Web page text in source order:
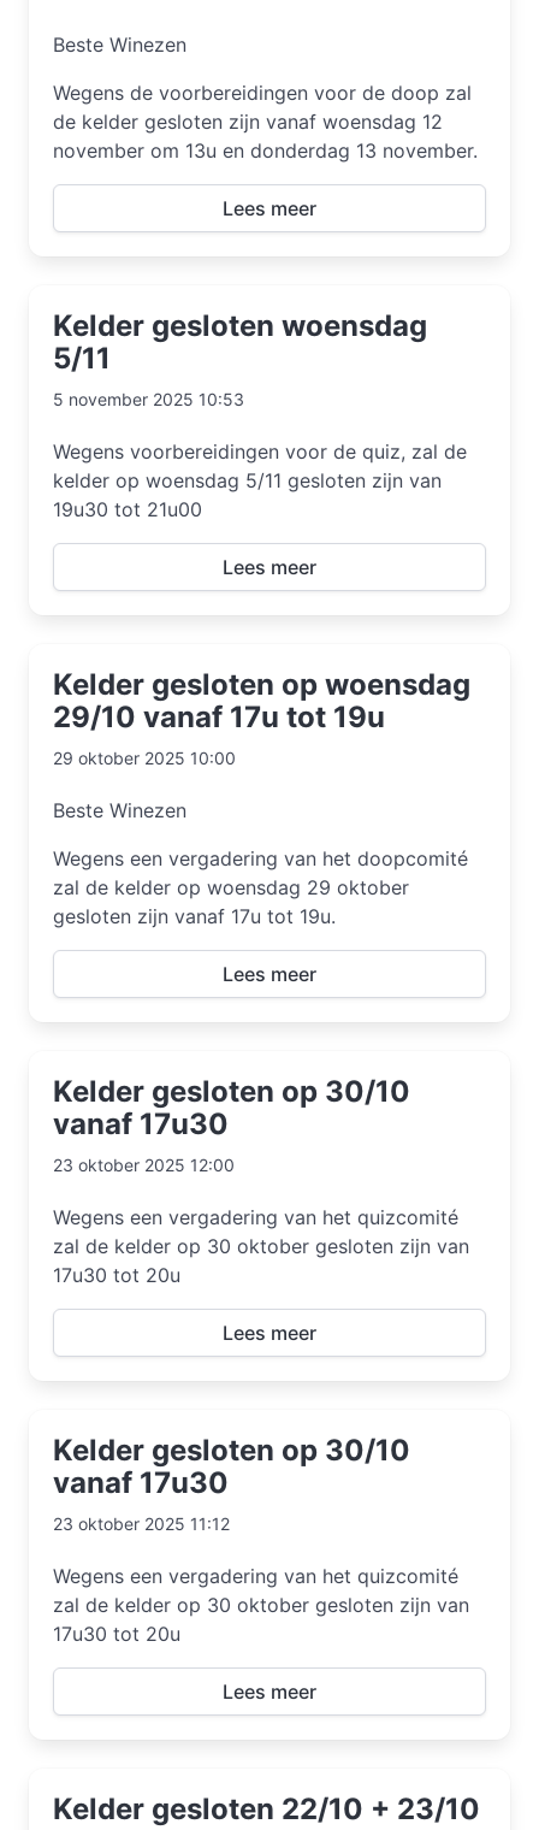
Beste Winezen
Wegens de voorbereidingen voor de doop zal
de kelder gesloten zijn vanaf woensdag 12
november om 13u en donderdag 13 november.
Lees meer
Kelder gesloten woensdag
5/11
5 november 2025 10:53
Wegens voorbereidingen voor de quiz, zal de
kelder op woensdag 5/11 gesloten zijn van
19u30 tot 21u00
Lees meer
Kelder gesloten op woensdag
29/10 vanaf 17u tot 19u
29 oktober 2025 10:00
Beste Winezen
Wegens een vergadering van het doopcomité
zal de kelder op woensdag 29 oktober
gesloten zijn vanaf 17u tot 19u.
Lees meer
Kelder gesloten op 30/10
vanaf 17u30
23 oktober 2025 12:00
Wegens een vergadering van het quizcomité
zal de kelder op 30 oktober gesloten zijn van
17u30 tot 20u
Lees meer
Kelder gesloten op 30/10
vanaf 17u30
23 oktober 2025 11:12
Wegens een vergadering van het quizcomité
zal de kelder op 30 oktober gesloten zijn van
17u30 tot 20u
Lees meer
Kelder gesloten 22/10 + 23/10